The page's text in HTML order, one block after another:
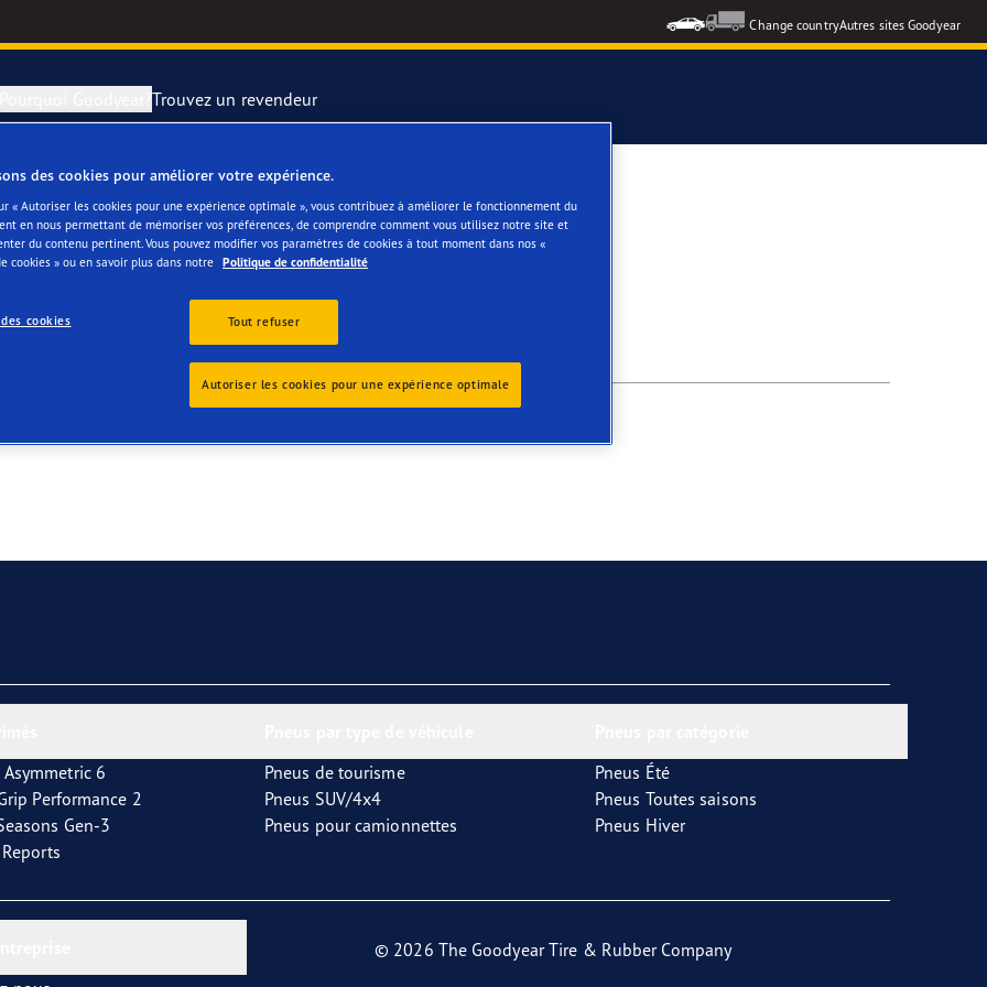
Change countryAutres sites Goodyear
Pourquoi Goodyear?
F1 SuperSport
Performance 2
4Seasons GEN-3
Trouvez un revendeur
Asymmetric 6
Performance 2
Gen-3
Pneus de tourisme
Pneus SUV/4x4
Pneus pour camionnettes
Pneus Été
Pneus Toutes saisons
Pneus Hiver
© 2026 The Goodyear Tire & Rubber Company
des cookies pour améliorer votre expérience.
« Autoriser les cookies pour une expérience optimale », vous contribuez à améliorer le fonctionnement du
en nous permettant de mémoriser vos préférences, de comprendre comment vous utilisez notre site et
du contenu pertinent. Vous pouvez modifier vos paramètres de cookies à tout moment dans nos «
cookies » ou en savoir plus dans notre Politique de confidentialité
cookies Tout refuser
Autoriser les cookies pour une expérience optimale